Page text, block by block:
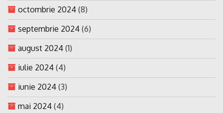
octombrie 2024 (8)
septembrie 2024 (6)
august 2024 (1)
iulie 2024 (4)
iunie 2024 (3)
mai 2024 (4)